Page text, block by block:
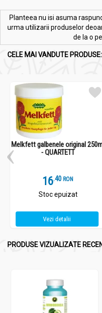
Planteea nu isi asuma
urma utilizarii produselor
de la o
CELE MAI VANDUTE PRODUSE:
Melkfett galbenele original
- QUARTETT
16.4 RON
Stoc epuizat
Vezi detalii
PRODUSE VIZUALIZATE